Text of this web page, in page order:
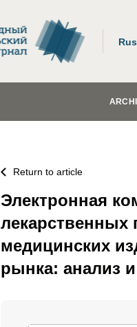
Rus
Return to article
Электронная
лекарственных
медицинских
рынка: анализ